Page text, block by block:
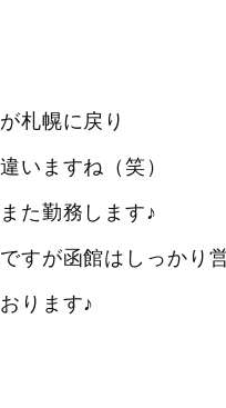
札幌に戻り
いますね（笑）
た勤務します♪
すが函館はしっかり
ります♪